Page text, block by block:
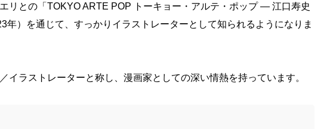
リとの「TOKYO ARTE POP トーキョー・アルテ・ポップ ― 江口寿史
年）を通じて、すっかりイラストレーターとして知られるようになりま
イラストレーターと称し、漫画家としての深い情熱を持っています。